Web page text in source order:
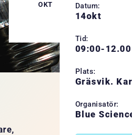
OKT Datum:
14okt
Tid:
09:00-12.00
Plats:
Gräsvik.
Organisatör:
Blue